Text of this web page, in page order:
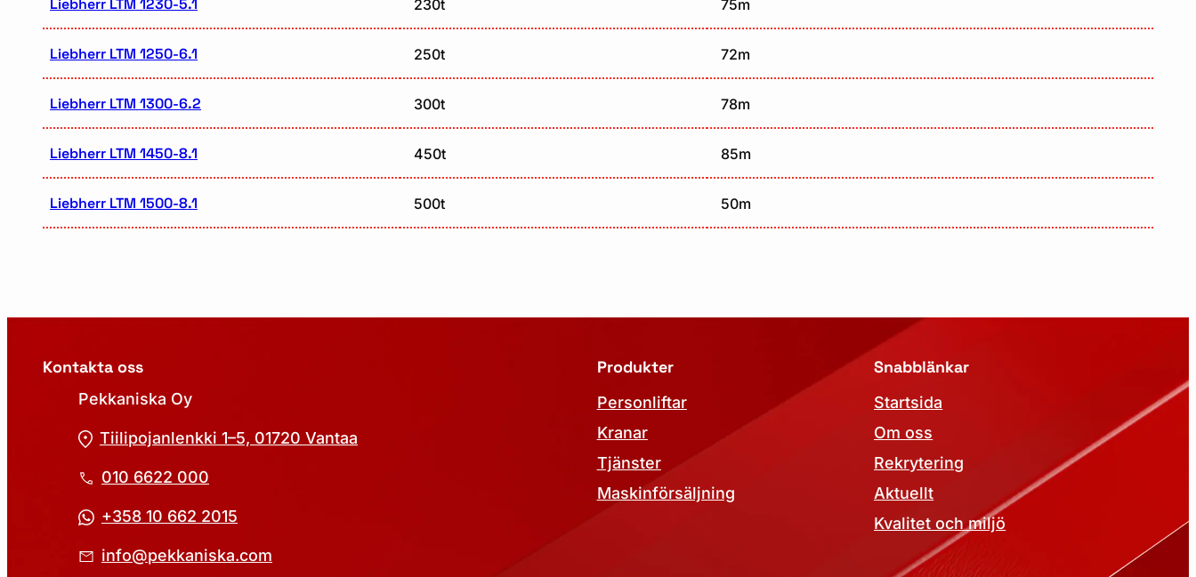
Liebherr LTM 1230-5.1 230t 75m
Liebherr LTM 1250-6.1 250t 72m
Liebherr LTM 1300-6.2 300t 78m
Liebherr LTM 1450-8.1 450t 85m
Liebherr LTM 1500-8.1 500t 50m
Kontakta oss
Pekkaniska Oy
Tiilipojanlenkki 1–5, 01720 Vantaa
010 6622 000
+358 10 662 2015
info@pekkaniska.com
Produkter
Personliftar
Kranar
Tjänster
Maskinförsäljning
Snabblänkar
Startsida
Om oss
Rekrytering
Aktuellt
Kvalitet och miljö